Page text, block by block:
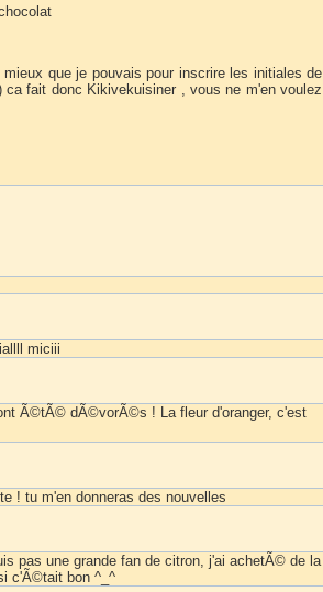
que je pouvais pour inscrire les initiales de
fait donc Kikivekuisiner , vous ne m'en voulez
miciii
Ã©tÃ© dÃ©vorÃ©s ! La fleur d'oranger, c'est
! tu m'en donneras des nouvelles
pas une grande fan de citron, j'ai achetÃ© de la
c'Ã©tait bon ^_^